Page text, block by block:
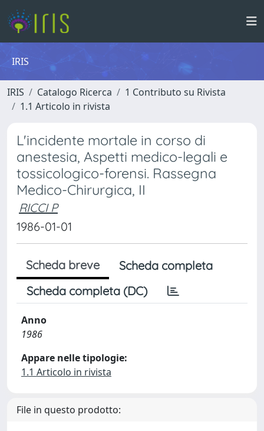
IRIS
IRIS Catalogo Ricerca
1 Contributo su Rivista
1.1 Articolo in rivista
L'incidente mortale in corso di
anestesia, Aspetti medico-legali e
tossicologico-forensi. Rassegna
Medico-Chirurgica, II
RICCI P
1986-01-01
Scheda breve
Scheda completa
Scheda completa (DC)
Anno
1986
Appare nelle tipologie:
1.1 Articolo in rivista
File in questo prodotto: